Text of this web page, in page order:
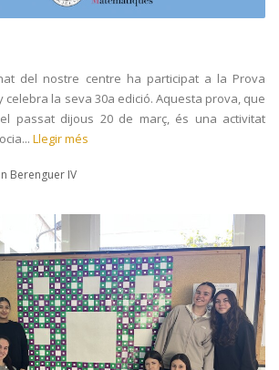
del nostre centre ha participat a la Prova
celebra la seva 30a edició. Aquesta prova, que
passat dijous 20 de març, és una activitat
Llegir més
Berenguer IV